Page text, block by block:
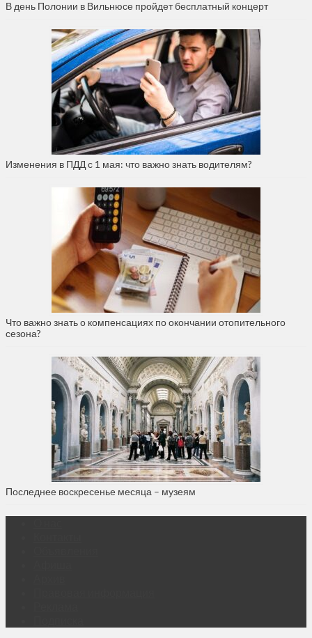
В день Полонии в Вильнюсе пройдет бесплатный концерт
Изменения в ПДД с 1 мая: что важно знать водителям?
Что важно знать о компенсациях по окончании отопительного
сезона?
Последнее воскресенье месяца – музеям